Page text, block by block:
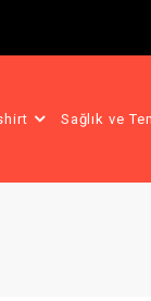
Sağlık ve